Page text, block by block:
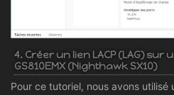
4. Créer un lien LACP (LAG) sur
GS810EMX (Nighthawk SX10)
Pour ce tutoriel, nous avons